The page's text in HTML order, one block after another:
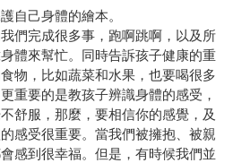
自己身體的繪本。
們完成很多事，跑啊跳啊，以及所
體來幫忙。同時告訴孩子健康的重
物，比如蔬菜和水果，也要喝很多
重要的是教孩子辨識身體的感受，
舒服，那麼，要相信你的感覺，及
感受很重要。當我們被擁抱、被親
感到很幸福。但是，有時候我們並